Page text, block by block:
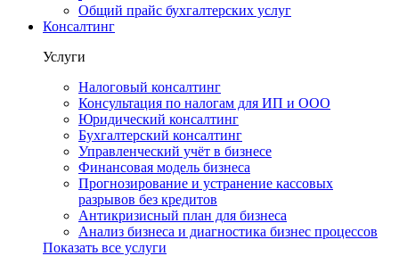
Общий прайс бухгалтерских услуг
Консалтинг
Услуги
Налоговый консалтинг
Консультация по налогам для ИП и ООО
Юридический консалтинг
Бухгалтерский консалтинг
Управленческий учёт в бизнесе
Финансовая модель бизнеса
Прогнозирование и устранение кассовых
разрывов без кредитов
Антикризисный план для бизнеса
Анализ бизнеса и диагностика бизнес процессов
Показать все услуги